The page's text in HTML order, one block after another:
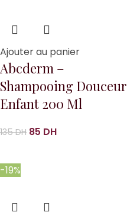
Ajouter au panier
Abcderm –
Shampooing Douceur
Enfant 200 Ml
135DH 85 DH
-19%